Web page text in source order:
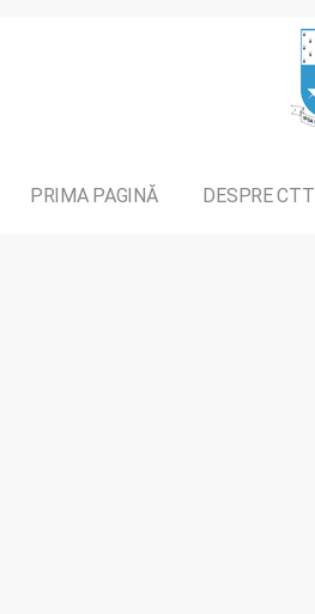
PRIMA PAGINĂ DESPRE CTT